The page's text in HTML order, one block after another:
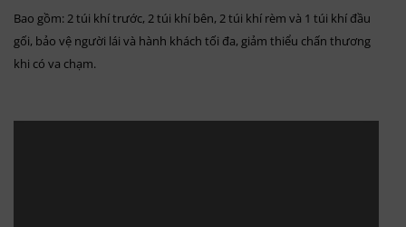
Bao gồm: 2 túi khí trước, 2 túi khí bên, 2 túi khí rèm và 1 túi khí đầu
gối, bảo vệ người lái và hành khách tối đa, giảm thiểu chấn thương
khi có va chạm.